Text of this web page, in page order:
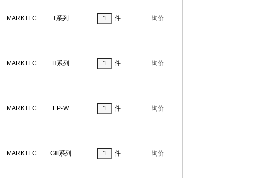
MARKTEC T系列 件 询价
MARKTEC H系列 件 询价
MARKTEC EP-W 件 询价
MARKTEC GⅢ系列 件 询价